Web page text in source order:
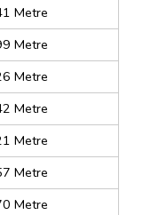
Metre
Metre
Metre
Metre
Metre
Metre
Metre